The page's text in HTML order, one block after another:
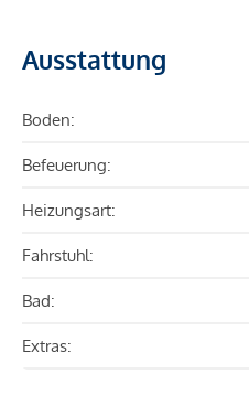
Ausstattung
Boden:
Befeuerung:
Heizungsart:
Fahrstuhl:
Bad:
Extras: